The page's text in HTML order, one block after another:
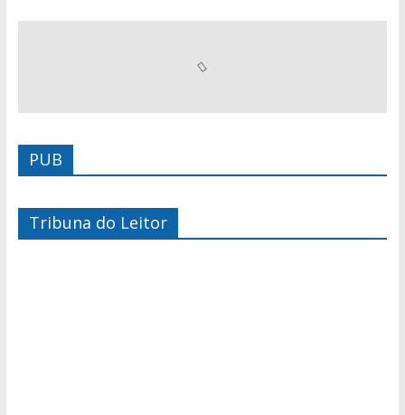
PUB
Tribuna do Leitor